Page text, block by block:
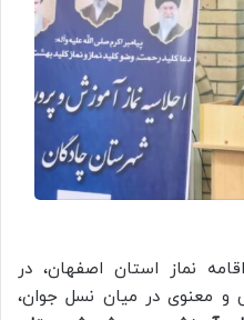
نماز استان اصفهان، در
و معنوی در میان نسل جوان،